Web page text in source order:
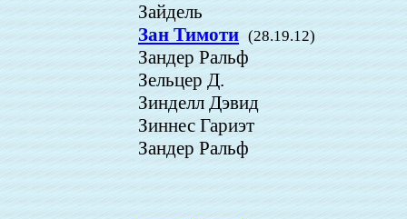
Зайдель
Зан Тимоти (28.19.12)
Зандер Ральф
Зельцер Д.
Зинделл Дэвид
Зиннес Гариэт
Зандер Ральф